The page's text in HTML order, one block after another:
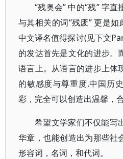
“残奥会” 中的“残” 字直
与其相关的词“残废” 更是如
中文译名值得探讨(见下文
的发达首先是文化的进步。
语言上。从语言的进步上体
的敏感度与尊重度.中国历
彩，完全可以创造出温馨，
希望文学家们不仅能写
华章，也能创造出为那些社
形容词，名词，和代词。